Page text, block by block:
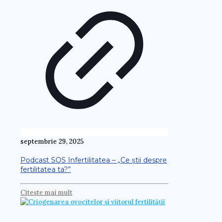
septembrie 29, 2025
Podcast SOS Infertilitatea – „Ce știi despre
fertilitatea ta?”
Citește mai mult